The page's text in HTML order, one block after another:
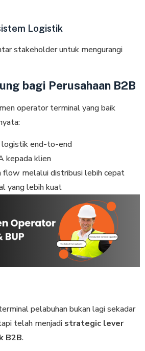
Logistik
stakeholder untuk mengurangi
bagi Perusahaan B2B
operator terminal yang baik
logistik end-to-end
kepada klien
flow melalui distribusi lebih cepat
yang lebih kuat
pelabuhan bukan lagi sekadar
telah menjadi strategic lever
B2B.